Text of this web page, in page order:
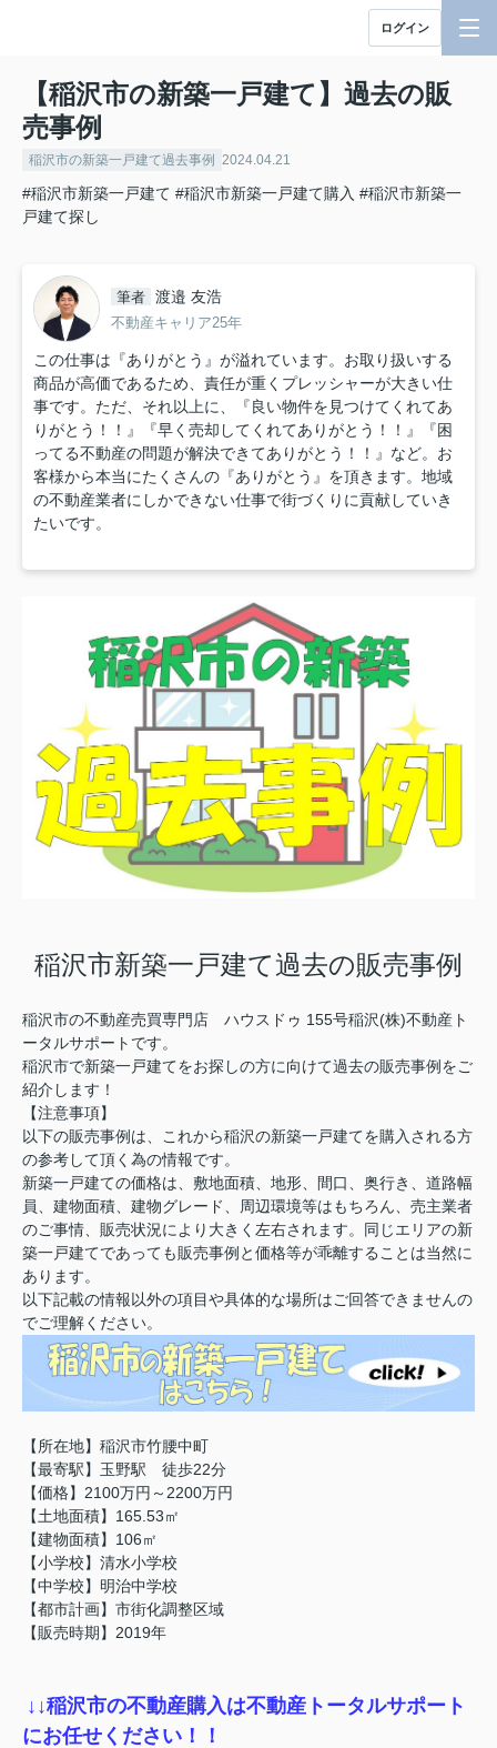
ログイン
【稲沢市の新築一戸建て】過去の販
売事例
稲沢市の新築一戸建て過去事例 2024.04.21
#稲沢市新築一戸建て #稲沢市新築一戸建て購入 #稲沢市新築一
戸建て探し
筆者 渡邉 友浩
不動産キャリア25年
この仕事は『ありがとう』が溢れています。お取り扱いする
商品が高価であるため、責任が重くプレッシャーが大きい仕
事です。ただ、それ以上に、『良い物件を見つけてくれてあ
りがとう！！』『早く売却してくれてありがとう！！』『困
ってる不動産の問題が解決できてありがとう！！』など。お
客様から本当にたくさんの『ありがとう』を頂きます。地域
の不動産業者にしかできない仕事で街づくりに貢献していき
たいです。
稲沢市新築一戸建て過去の販売事例
稲沢市の不動産売買専門店 ハウスドゥ 155号稲沢(株)不動産ト
ータルサポートです。
稲沢市で新築一戸建てをお探しの方に向けて過去の販売事例をご
紹介します！
【注意事項】
以下の販売事例は、これから稲沢の新築一戸建てを購入される方
の参考して頂く為の情報です。
新築一戸建ての価格は、敷地面積、地形、間口、奥行き、道路幅
員、建物面積、建物グレード、周辺環境等はもちろん、売主業者
のご事情、販売状況により大きく左右されます。同じエリアの新
築一戸建てであっても販売事例と価格等が乖離することは当然に
あります。
以下記載の情報以外の項目や具体的な場所はご回答できませんの
でご理解ください。
【所在地】稲沢市竹腰中町
【最寄駅】玉野駅 徒歩22分
【価格】2100万円～2200万円
【土地面積】165.53㎡
【建物面積】106㎡
【小学校】清水小学校
【中学校】明治中学校
【都市計画】市街化調整区域
【販売時期】2019年
↓ ↓稲沢市の不動産購入は不動産トータルサポート
にお任せください！！